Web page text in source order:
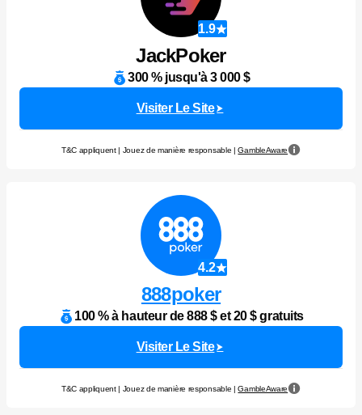
1.9
JackPoker
300 % jusqu'à 3 000 $
Visiter Le Site
T&C appliquent | Jouez de manière responsable |GambleAware
4.2
888poker
100 % à hauteur de 888 $ et 20 $ gratuits
Visiter Le Site
T&C appliquent | Jouez de manière responsable |GambleAware